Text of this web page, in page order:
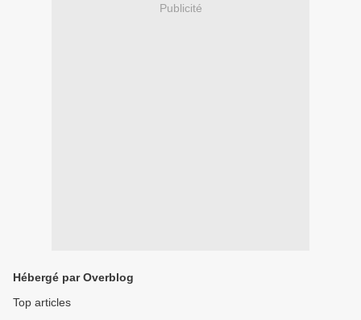
Publicité
Hébergé par Overblog
Top articles